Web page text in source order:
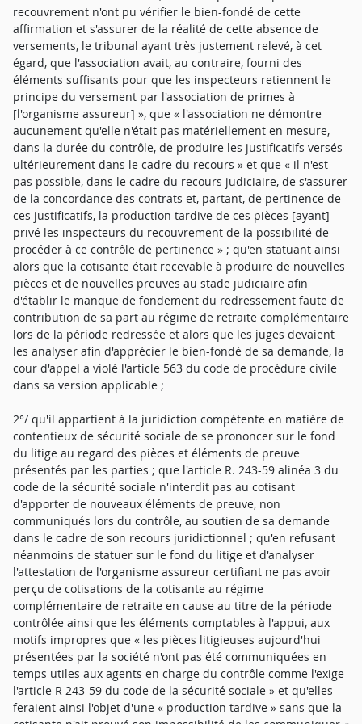
recouvrement n'ont pu vérifier le bien-fondé de cette
affirmation et s'assurer de la réalité de cette absence de
versements, le tribunal ayant très justement relevé, à cet
égard, que l'association avait, au contraire, fourni des
éléments suffisants pour que les inspecteurs retiennent le
principe du versement par l'association de primes à
[l'organisme assureur] », que « l'association ne démontre
aucunement qu'elle n'était pas matériellement en mesure,
dans la durée du contrôle, de produire les justificatifs versés
ultérieurement dans le cadre du recours » et que « il n'est
pas possible, dans le cadre du recours judiciaire, de s'assurer
de la concordance des contrats et, partant, de pertinence de
ces justificatifs, la production tardive de ces pièces [ayant]
privé les inspecteurs du recouvrement de la possibilité de
procéder à ce contrôle de pertinence » ; qu'en statuant ainsi
alors que la cotisante était recevable à produire de nouvelles
pièces et de nouvelles preuves au stade judiciaire afin
d'établir le manque de fondement du redressement faute de
contribution de sa part au régime de retraite complémentaire
lors de la période redressée et alors que les juges devaient
les analyser afin d'apprécier le bien-fondé de sa demande, la
cour d'appel a violé l'article 563 du code de procédure civile
dans sa version applicable ;
2°/ qu'il appartient à la juridiction compétente en matière de
contentieux de sécurité sociale de se prononcer sur le fond
du litige au regard des pièces et éléments de preuve
présentés par les parties ; que l'article R. 243-59 alinéa 3 du
code de la sécurité sociale n'interdit pas au cotisant
d'apporter de nouveaux éléments de preuve, non
communiqués lors du contrôle, au soutien de sa demande
dans le cadre de son recours juridictionnel ; qu'en refusant
néanmoins de statuer sur le fond du litige et d'analyser
l'attestation de l'organisme assureur certifiant ne pas avoir
perçu de cotisations de la cotisante au régime
complémentaire de retraite en cause au titre de la période
contrôlée ainsi que les éléments comptables à l'appui, aux
motifs impropres que « les pièces litigieuses aujourd'hui
présentées par la société n'ont pas été communiquées en
temps utiles aux agents en charge du contrôle comme l'exige
l'article R 243-59 du code de la sécurité sociale » et qu'elles
feraient ainsi l'objet d'une « production tardive » sans que la